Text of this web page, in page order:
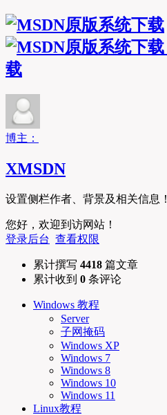
载
博主：
XMSDN
设置侧栏作者、背景及相关信息！
您好，欢迎到访网站！
登录后台 查看权限
累计撰写 4418 篇文章
累计收到 0 条评论
Windows 教程
Server
子网掩码
Windows XP
Windows 7
Windows 8
Windows 10
Windows 11
Linux教程